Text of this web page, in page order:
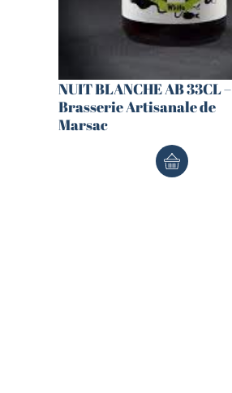
NUIT BLANCHE AB 33CL –
Brasserie Artisanale de
Marsac